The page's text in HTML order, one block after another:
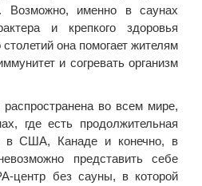
Возможно, именно в саунах
и крепкого здоровья
она помогает жителям
и согревать организм
во всем мире,
где есть продолжительная
в США, Канаде и конечно, в
представить себе
центр без сауны, в которой